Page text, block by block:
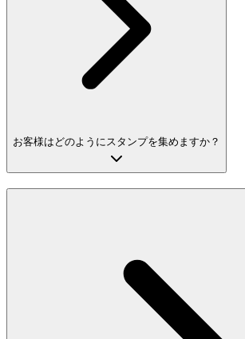
お客様はどのようにスタンプを集めますか？